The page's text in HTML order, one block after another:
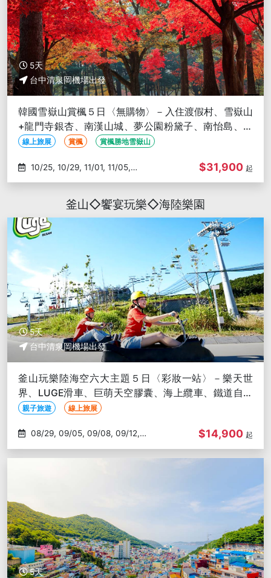
5天
台中清泉岡機場出發
韓國雪嶽山賞楓５日〈無購物〉－入住渡假村、雪嶽山
+龍門寺銀杏、南漢山城、夢公園粉黛子、南怡島、首
爾林-台中出發
線上旅展 賞楓 賞楓勝地雪嶽山
11/08
$31,900 起
釜山◇饗宴玩樂◇海陸樂園
5天
台中清泉岡機場出發
釜山玩樂陸海空六大主題５日〈彩妝一站〉－樂天世
界、LUGE滑車、巨萌天空膠囊、海上纜車、鐵道自行
車、龍蝦一隻雞-台中出發
親子旅遊 線上旅展
09/19
$14,900 起
5天